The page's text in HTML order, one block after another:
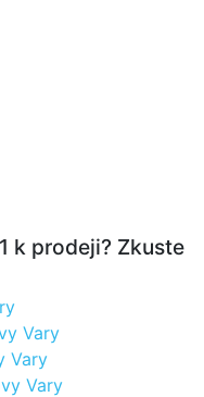
k prodeji? Zkuste
Vary
Vary
Vary